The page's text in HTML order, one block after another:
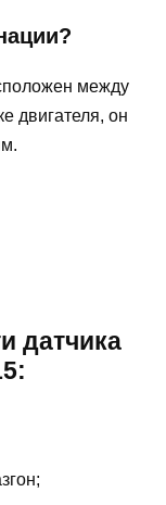
между
двигателя, он
датчика